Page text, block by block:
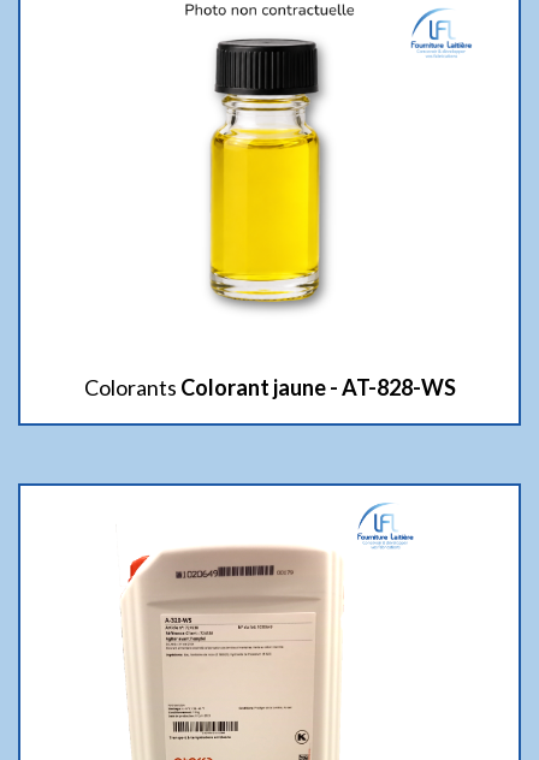
Colorants Colorant jaune - AT-828-WS